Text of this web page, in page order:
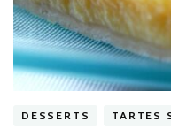
DESSERTS TARTES